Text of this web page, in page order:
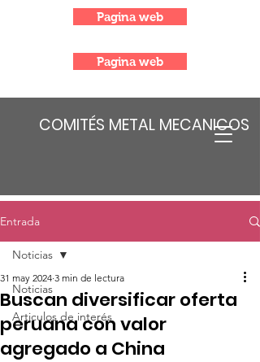
COMITÉS METAL MECANICOS
Pagina web
Pagina web
Entrada
Noticias
Articulos de interés
Noticias
Buscan diversificar oferta
peruana con valor
agregado a China
31 may 2024 3 min de lectura